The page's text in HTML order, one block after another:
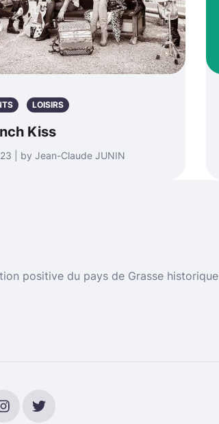
LOISIRS
Kiss
| by Jean-Claude JUNIN
positive du pays de Grasse historique